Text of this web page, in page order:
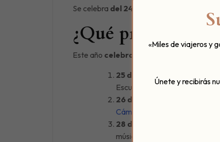
Se celebra del 24 de septiembre al 3 de
¿Qué
Este año celebra su 12ª edición
25 de septiembre a las
Escuela de Flamenco
26 de septiembre a las
Cámara de Viena
28 de septiembre a las
música. Con Isabel
«Miles de viajeros y
Únete y recibirás